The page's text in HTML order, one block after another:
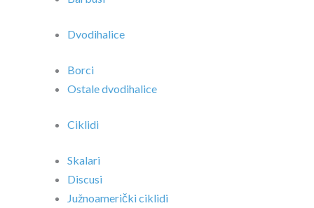
Dvodihalice
Borci
Ostale dvodihalice
Ciklidi
Skalari
Discusi
Južnoamerički ciklidi